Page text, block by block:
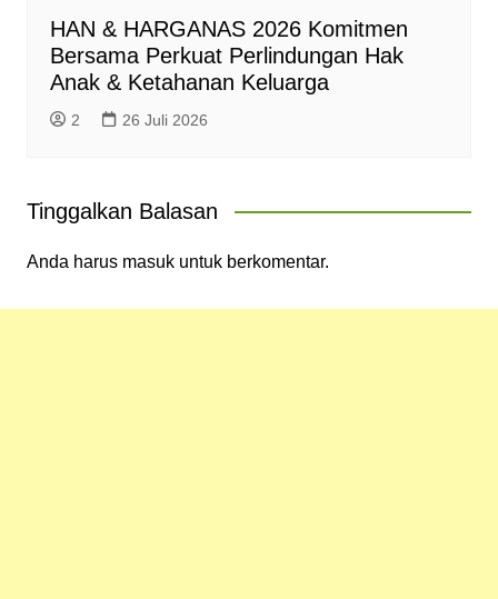
HAN & HARGANAS 2026 Komitmen
Bersama Perkuat Perlindungan Hak
Anak & Ketahanan Keluarga
2 26 Juli 2026
Tinggalkan Balasan
Anda harus masukuntuk berkomentar.